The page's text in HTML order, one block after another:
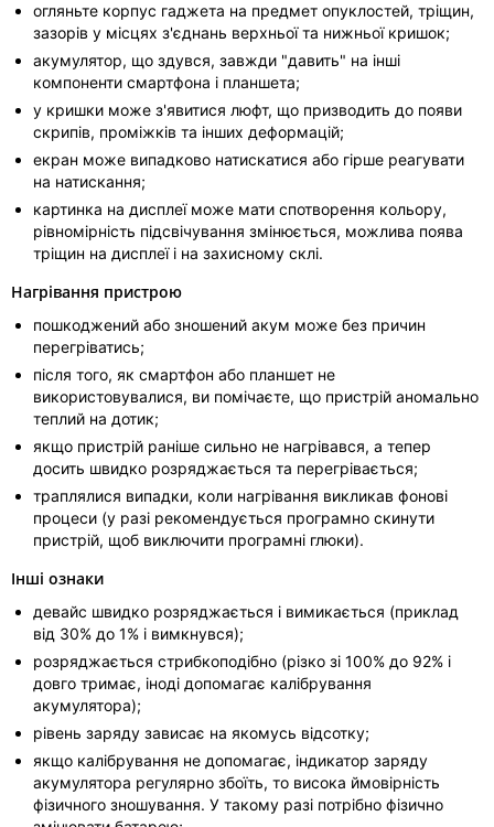
огляньте корпус гаджета на предмет опуклостей, тріщин,
зазорів у місцях з'єднань верхньої та нижньої кришок;
акумулятор, що здувся, завжди "давить" на інші
компоненти смартфона і планшета;
у кришки може з'явитися люфт, що призводить до появи
скрипів, проміжків та інших деформацій;
екран може випадково натискатися або гірше реагувати
на натискання;
картинка на дисплеї може мати спотворення кольору,
рівномірність підсвічування змінюється, можлива поява
тріщин на дисплеї і на захисному склі.
Нагрівання пристрою
пошкоджений або зношений акум може без причин
перегріватись;
після того, як смартфон або планшет не
використовувалися, ви помічаєте, що пристрій аномально
теплий на дотик;
якщо пристрій раніше сильно не нагрівався, а тепер
досить швидко розряджається та перегрівається;
траплялися випадки, коли нагрівання викликав фонові
процеси (у разі рекомендується програмно скинути
пристрій, щоб виключити програмні глюки).
Інші ознаки
девайс швидко розряджається і вимикається (приклад
від 30% до 1% і вимкнувся);
розряджається стрибкоподібно (різко зі 100% до 92% і
довго тримає, іноді допомагає калібрування
акумулятора);
рівень заряду зависає на якомусь відсотку;
якщо калібрування не допомагає, індикатор заряду
акумулятора регулярно збоїть, то висока ймовірність
фізичного зношування. У такому разі потрібно фізично